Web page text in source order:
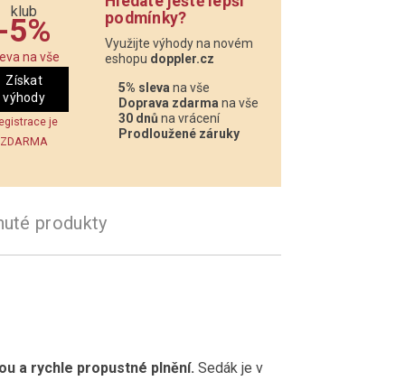
5%
na vše
Získat
výhody
je
ZDARMA
podmínky?
Využijte výhody na novém
eshopu doppler.cz
5% sleva na vše
Doprava zdarma na vše
30 dnů na vrácení
Prodloužené záruky
produkty
a rychle propustné plnění. Sedák je v